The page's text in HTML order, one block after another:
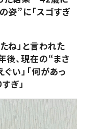
姿”に「スゴすぎ
ね」と言われた
、現在の“まさ
い」「何があっ
ぎ」